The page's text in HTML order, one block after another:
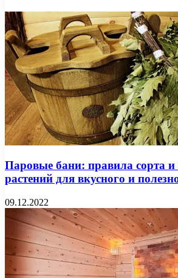
Паровые бани: правила сорта и
растений для вкусного и
09.12.2022